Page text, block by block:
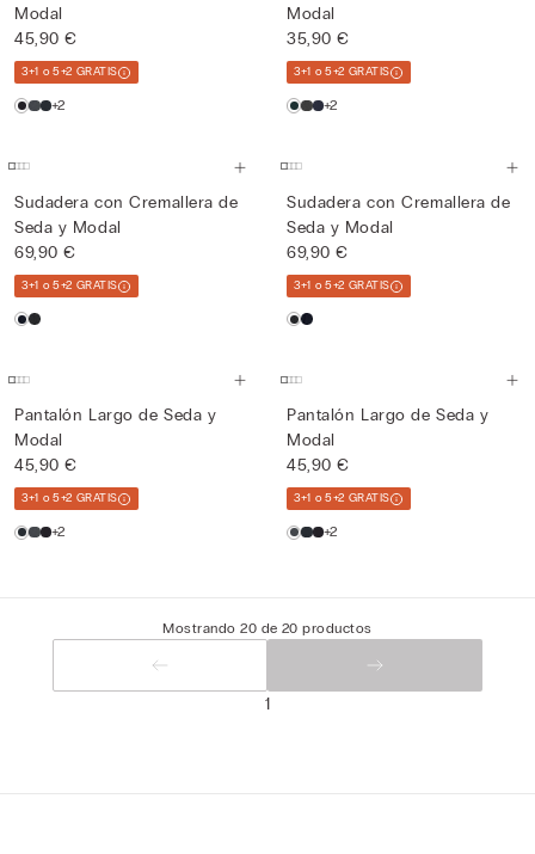
Modal
45,90 €
3+1 o 5+2 GRATIS
+2
Modal
35,90 €
3+1 o 5+2 GRATIS
+2
Sudadera con Cremallera de
Seda y Modal
69,90 €
3+1 o 5+2 GRATIS
Sudadera con Cremallera de
Seda y Modal
69,90 €
3+1 o 5+2 GRATIS
Pantalón Largo de Seda y
Modal
45,90 €
3+1 o 5+2 GRATIS
+2
Pantalón Largo de Seda y
Modal
45,90 €
3+1 o 5+2 GRATIS
+2
Mostrando 20 de 20 productos
1